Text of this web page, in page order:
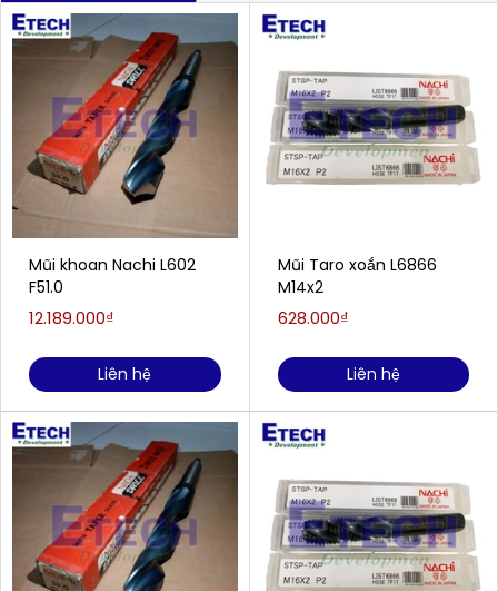
Mũi khoan Nachi L602
F51.0
12.189.000₫
Liên hệ
Mũi Taro xoắn L6866
M14x2
628.000₫
Liên hệ